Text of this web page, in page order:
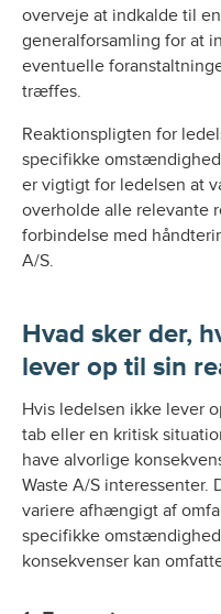
overveje at indkalde til
generalforsamling for at
eventuelle
træffes.
Reaktionspligten for
specifikke
er vigtigt for ledelsen at
overholde alle relevante
forbindelse med
A/S.
Hvad sker der,
lever op til sin
Hvis ledelsen ikke lever
tab eller en kritisk
have alvorlige
Waste A/S interessenter.
variere afhængigt af
specifikke
konsekvenser kan